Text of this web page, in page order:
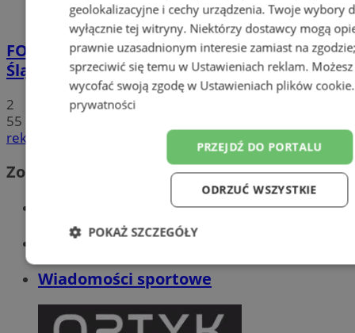
FOTO
Tłumy przed Areną Zabrze. Za nami
Śląska Scena Letnia z gwiazdami rapu!
2
55
reklama
Zobacz również
Wiadomości kryminalne w Zabrzu
Wiadomości lokalne
Wiadomości sportowe
geolokalizacyjne i cechy urządzenia. Twoje wybory
wyłącznie tej witryny. Niektórzy dostawcy mogą
prawnie uzasadnionym interesie zamiast na
sprzeciwić się temu w Ustawieniach reklam.
wycofać swoją zgodę w Ustawieniach plików cookie
prywatności
PRZEJDŹ DO PORTALU
ODRZUĆ WSZYSTKIE
POKAŻ SZCZEGÓŁY
Niezbędne Wydajność Targetowanie
Niesklasyfikowane